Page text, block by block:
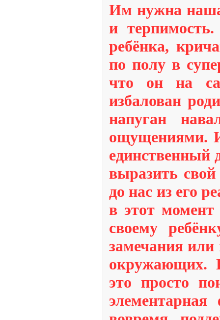
Им нужна
и
ребёнка,
по полу в
что он на
избалован
напуган
ощущениями.
единственный
выразить свой
до нас из его
в этот
своему
замечания или
окружающих.
это просто